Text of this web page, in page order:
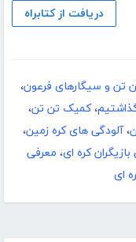
دریافت از کتابراه
تن و سیگارهای فرعون،
،کمیک تن تن،
،آلودگی های کره زمین،
بازیگران کره ای، معرفی
ای